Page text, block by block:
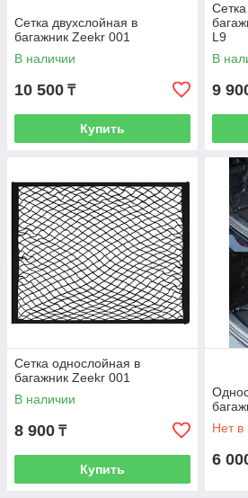
Сетка двухслойная в
багажник Zeekr 001
В наличии
10 500 ₸
Купить
L9
В
9
Сетка однослойная в
багажник Zeekr 001
В наличии
8 900 ₸
Купить
Нет в
6